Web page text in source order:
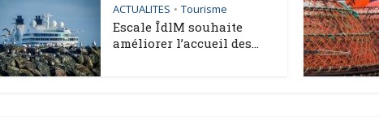
ACTUALITES • Tourisme
Escale ÎdlM souhaite
améliorer l’accueil des...